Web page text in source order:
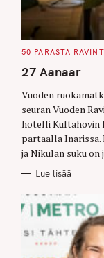
C
T
E
O
R
I
S
50 PARASTA
27 Aanaar
Vuoden
seuran Vuoden
hotelli Kultahovin
partaalla Inarissa.
ja Nikulan suku on
Lue lisää